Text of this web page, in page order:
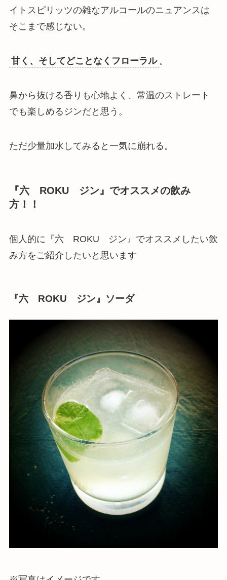
イトスピリッツの雑なアルコールのニュアンスは
そこまで感じない。
甘く、そしてどことなくフローラル 。
鼻から抜ける香りも心地よく、 常温のストレート
でも楽しめるジンだと思う。
ただ少量加水してみると一気に崩れる。
『六 ROKU ジン』でオススメの飲み
方！！
個人的に『六 ROKU ジン』でオススメしたい飲
み方をご紹介したいと思います
『六 ROKU ジン』ソーダ